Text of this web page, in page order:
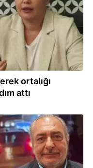
ortalığı
attı